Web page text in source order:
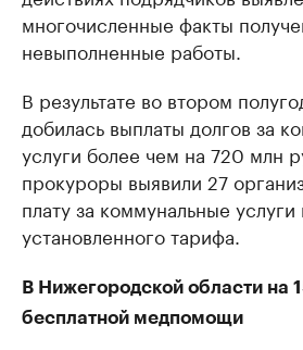
многочисленные факты
невыполненные работы.
В результате во втором
добилась выплаты долгов за
услуги более чем на 720 млн
прокуроры выявили 27
плату за коммунальные
установленного тарифа.
В Нижегородской области на
бесплатной медпомощи